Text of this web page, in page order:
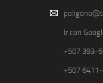
Ir con
+507 393-
+507